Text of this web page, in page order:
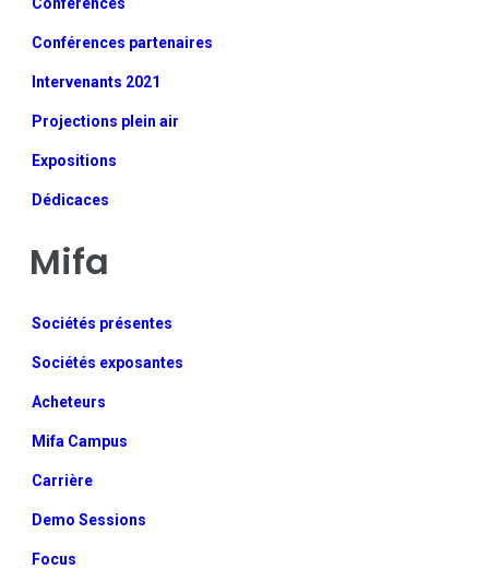
Conférences
Conférences partenaires
Intervenants 2021
Projections plein air
Expositions
Dédicaces
Mifa
Sociétés présentes
Sociétés exposantes
Acheteurs
Mifa Campus
Carrière
Demo Sessions
Focus